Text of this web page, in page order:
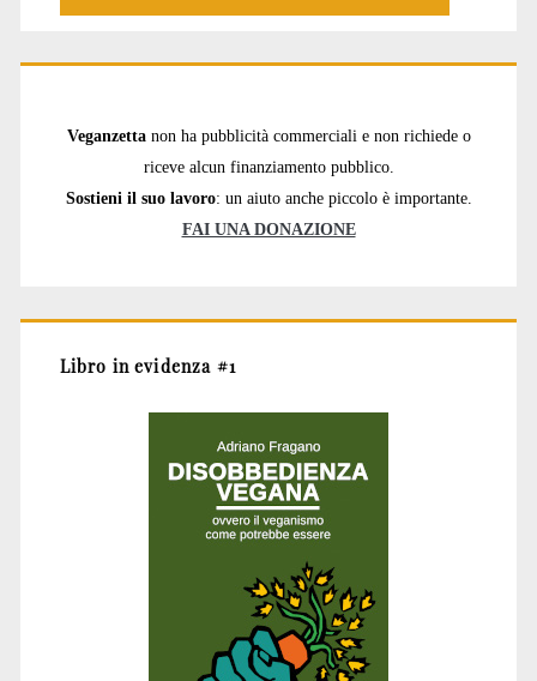
Veganzetta non ha pubblicità commerciali e non richiede o
riceve alcun finanziamento pubblico.
Sostieni il suo lavoro: un aiuto anche piccolo è importante.
FAI UNA DONAZIONE
Libro in evidenza #1